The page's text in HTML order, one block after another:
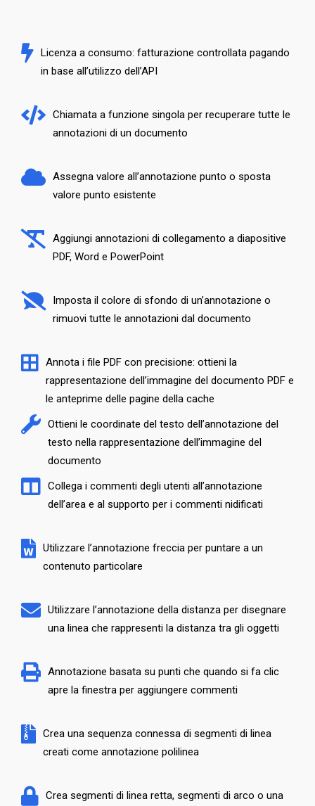
Licenza a consumo: fatturazione controllata pagando
in base all’utilizzo dell’API
Chiamata a funzione singola per recuperare tutte le
annotazioni di un documento
Assegna valore all’annotazione punto o sposta
valore punto esistente
Aggiungi annotazioni di collegamento a diapositive
PDF, Word e PowerPoint
Imposta il colore di sfondo di un’annotazione o
rimuovi tutte le annotazioni dal documento
Annota i file PDF con precisione: ottieni la
rappresentazione dell’immagine del documento PDF e
le anteprime delle pagine della cache
Ottieni le coordinate del testo dell’annotazione del
testo nella rappresentazione dell’immagine del
documento
Collega i commenti degli utenti all’annotazione
dell’area e al supporto per i commenti nidificati
Utilizzare l’annotazione freccia per puntare a un
contenuto particolare
Utilizzare l’annotazione della distanza per disegnare
una linea che rappresenti la distanza tra gli oggetti
Annotazione basata su punti che quando si fa clic
apre la finestra per aggiungere commenti
Crea una sequenza connessa di segmenti di linea
creati come annotazione polilinea
Crea segmenti di linea retta, segmenti di arco o una